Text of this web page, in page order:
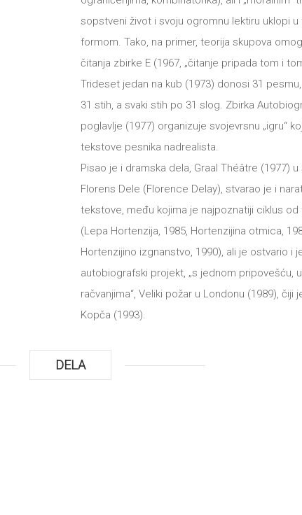
sopstveni život i svoju ogromnu lektiru uklopi
formom. Tako, na primer, teorija skupova
čitanja zbirke E (1967, „čitanje pripada tom i
Trideset jedan na kub (1973) donosi 31
31 stih, a svaki stih po 31 slog. Zbirka
poglavlje (1977) organizuje svojevrsnu „igru“
tekstove pesnika nadrealista.
Pisao je i dramska dela, Graal Théâtre (1977) u
Florens Dele (Florence Delay), stvarao je i
tekstove, među kojima je najpoznatiji ciklus od
(Lepa Hortenzija, 1985, Hortenzijina otmica,
Hortenzijino izgnanstvo, 1990), ali je ostvario i
autobiografski projekt, „s jednom pripovešću,
račvanjima“, Veliki požar u Londonu (1989), čiji
Kopča (1993).
DELA